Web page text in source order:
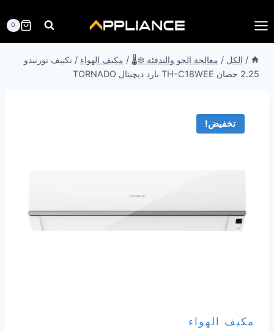
إلى
المحتوى
0
/ الكل / معالجة الجو والتدفئة ❄️🌡️ / مكيف الهواء / تكييف تورنيدو
2.25 حصان TH-C18WEE بارد ديچيتال TORNADO
تخفيض!
مكيف الهواء